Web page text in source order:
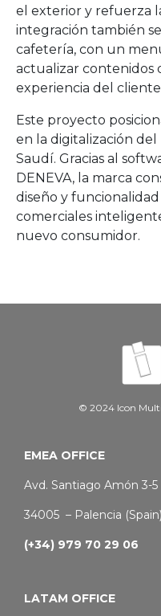
el exterior y refuerza
integración también
cafetería, con un
actualizar contenidos
experiencia del
Este proyecto
en la digitalización
Saudí. Gracias al
DENEVA, la marca
diseño y
comerciales
nuevo consumidor.
© 2024 Icon
EMEA OFFICE
Avd. Santiago Amón 3-5
34005 – Palencia (Spain)
(+34) 979 70 29 06
LATAM OFFICE